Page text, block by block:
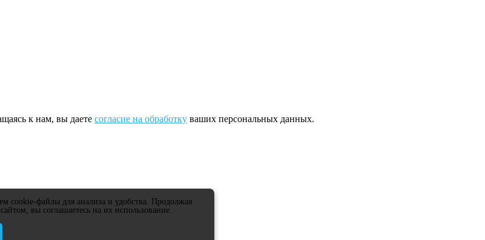
к нам, вы даете согласие на обработку ваших персональных данных.
cookie-файлы для анализа и удобства. Продолжая
сайтом, вы соглашаетесь на их использование.